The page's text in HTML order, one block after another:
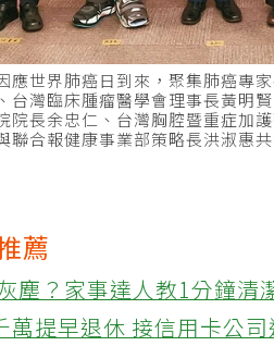
應世界肺癌日到來，聚集肺癌專
台灣臨床腫瘤醫學會理事長黃明
院長余忠仁、台灣胸腔暨重症加
薦
塵？家事達人教1分鐘清